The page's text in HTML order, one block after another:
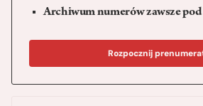
Archiwum numerów zawsze
Rozpocznij